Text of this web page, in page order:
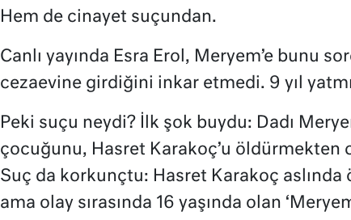
Hem de cinayet suçundan.
Canlı yayında Esra Erol, Meryem’e bunu
cezaevine girdiğini inkar etmedi. 9 yıl
Peki suçu neydi? İlk şok buydu: Dadı
çocuğunu, Hasret Karakoç’u öldürmekten
Suç da korkunçtu: Hasret Karakoç aslında
ama olay sırasında 16 yaşında olan